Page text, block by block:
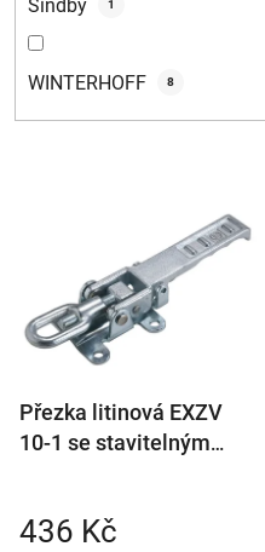
Sindby 1
WINTERHOFF 8
s
o
d
t
Přezka litinová EXZV
10-1 se stavitelným
436 Kč